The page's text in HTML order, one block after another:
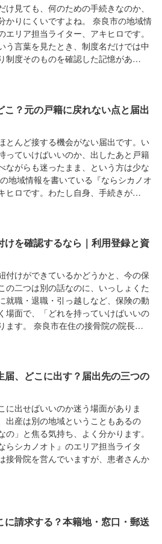
け見ても、何のための手続きなのか、
かりにくいですよね。 奈良市の地域情
リア担当ライター、アキヒロです。
う言葉を見たとき、制度名だけでは中
制度そのものを確認した記憶があ…
こ？元の戸籍に戻れない点と届出
とんど接する機会がない届出です。い
っていけばいいのか、出したあと戸籍
ながらも迷ったまま、という方は少な
地域情報を書いている『ならシカノオ
ヒロです。わたし自身、手続きが…
を確認するなら｜利用登録と資
付けができているかどうかと、今の保
の二つは別の話なのに、いっしょくた
就職・退職・引っ越しなど、保険の動
場面で、「どれを持っていけばいいの
ます。 奈良市在住の接骨院の院長…
届、どこに出す？届出先の三つの
に出せばいいのか迷う場面がありま
出産は別の地域ということもあるの
」と焦る気持ち、よく分かります。
らシカノオト』のエリア担当ライタ
接骨院を営んでいますが、患者さんか
に請求する？本籍地・窓口・郵送